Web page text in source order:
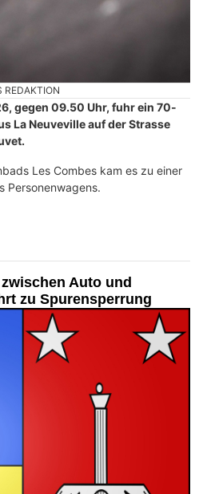
REDAKTION
gegen 09.50 Uhr, fuhr ein 70-
La Neuveville auf der Strasse
Les Combes kam es zu einer
Personenwagens.
Auto und
zu Spurensperrung